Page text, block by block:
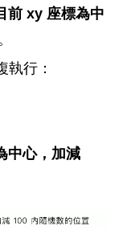
前 xy 座標為中
執行：
中心，加減